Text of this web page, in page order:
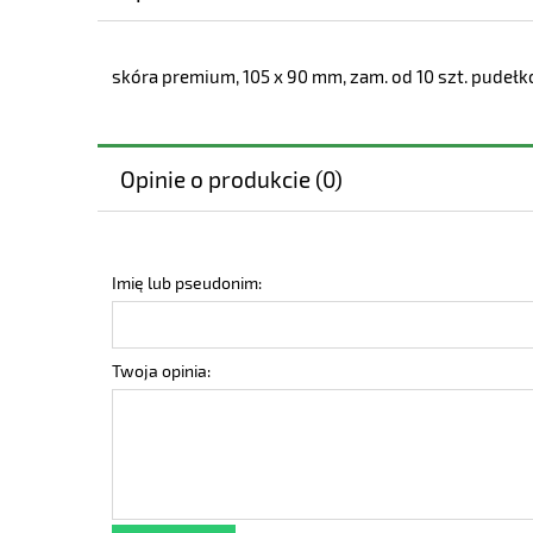
skóra premium, 105 x 90 mm, zam. od 10 szt.
Opinie o produkcie (0)
Imię lub pseudonim:
Twoja opinia: